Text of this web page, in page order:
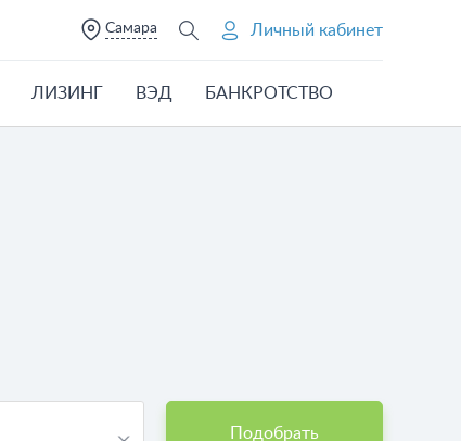
Самара Личный кабинет
ЛИЗИНГ ВЭД БАНКРОТСТВО
Подобрать